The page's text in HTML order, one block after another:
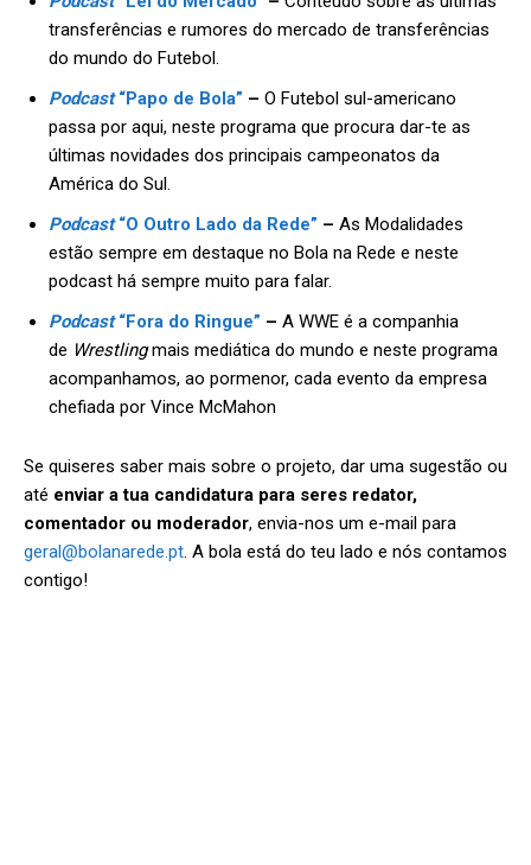
transferências e rumores do mercado de transferências
do mundo do Futebol.
Podcast“Papo de Bola” – O Futebol sul-americano
passa por aqui, neste programa que procura dar-te as
últimas novidades dos principais campeonatos da
América do Sul.
Podcast“O Outro Lado da Rede” – As Modalidades
estão sempre em destaque no Bola na Rede e neste
podcast há sempre muito para falar.
Podcast“Fora do Ringue” – A WWE é a companhia
de Wrestlingmais mediática do mundo e neste programa
acompanhamos, ao pormenor, cada evento da empresa
chefiada por Vince McMahon
Se quiseres saber mais sobre o projeto, dar uma sugestão ou
até enviar a tua candidatura para seres redator,
comentador ou moderador, envia-nos um e-mail para
geral@bolanarede.pt. A bola está do teu lado e nós contamos
contigo!